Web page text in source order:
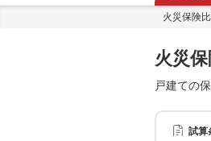
火災保険
火災
戸建ての
試算